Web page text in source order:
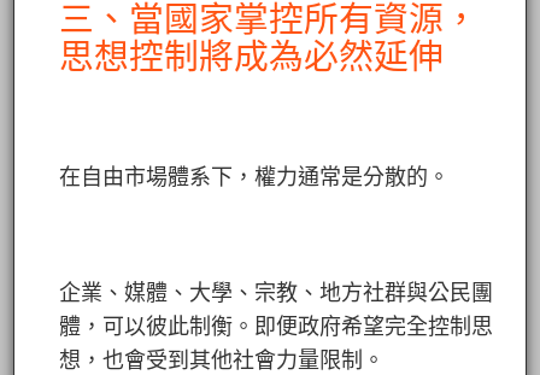
三、當國家掌控所有資源，
思想控制將成為必然延伸
在自由市場體系下，權力通常是分散的。
企業、媒體、大學、宗教、地方社群與公民團
體，可以彼此制衡。即便政府希望完全控制思
想，也會受到其他社會力量限制。